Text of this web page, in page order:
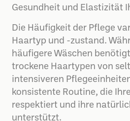
Gesundheit und Elastizität
Die Häufigkeit der Pflege
Haartyp und -zustand.
häufigere Wäschen
trockene Haartypen von
intensiveren
konsistente Routine, die
respektiert und ihre
unterstützt.